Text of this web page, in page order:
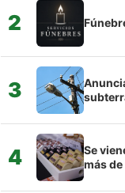
2
3
4
Se
más